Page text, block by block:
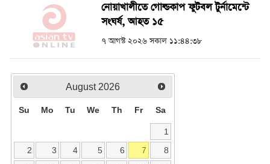
নোয়াখালীতে গোল্ডকাপ ফুটবল টুর্নামেন্টে
সংঘর্ষ, আহত ১৫
৭ আগস্ট ২০২৬ সকাল ১১:৪৪:৩৮
August 2026
Su Mo Tu We Th Fr Sa
1
2
3 4 5 6 7
8